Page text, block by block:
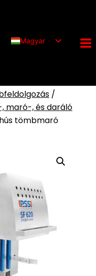
Magyar
/
maró-, és daráló
tömbmaró